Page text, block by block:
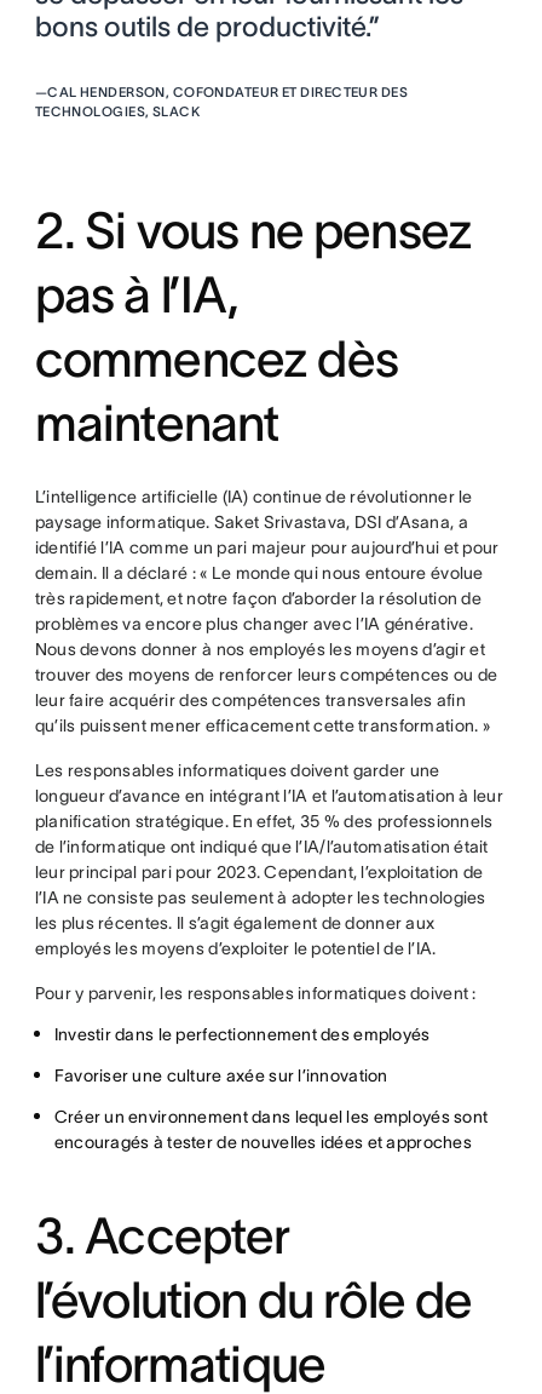
bons outils de productivité.”
—CAL HENDERSON, COFONDATEUR ET DIRECTEUR DES
TECHNOLOGIES, SLACK
2. Si vous ne pensez
pas à l’IA,
commencez dès
maintenant
L’intelligence artificielle (IA) continue de révolutionner le
paysage informatique. Saket Srivastava, DSI d’Asana, a
identifié l’IA comme un pari majeur pour aujourd’hui et pour
demain. Il a déclaré : « Le monde qui nous entoure évolue
très rapidement, et notre façon d’aborder la résolution de
problèmes va encore plus changer avec l’IA générative.
Nous devons donner à nos employés les moyens d’agir et
trouver des moyens de renforcer leurs compétences ou de
leur faire acquérir des compétences transversales afin
qu’ils puissent mener efficacement cette transformation. »
Les responsables informatiques doivent garder une
longueur d’avance en intégrant l’IA et l’automatisation à leur
planification stratégique. En effet, 35 % des professionnels
de l’informatique ont indiqué que l’IA/l’automatisation était
leur principal pari pour 2023. Cependant, l’exploitation de
l’IA ne consiste pas seulement à adopter les technologies
les plus récentes. Il s’agit également de donner aux
employés les moyens d’exploiter le potentiel de l’IA.
Pour y parvenir, les responsables informatiques doivent :
Investir dans le perfectionnement des employés
Favoriser une culture axée sur l’innovation
Créer un environnement dans lequel les employés sont
encouragés à tester de nouvelles idées et approches
3. Accepter
l’évolution du rôle de
l’informatique